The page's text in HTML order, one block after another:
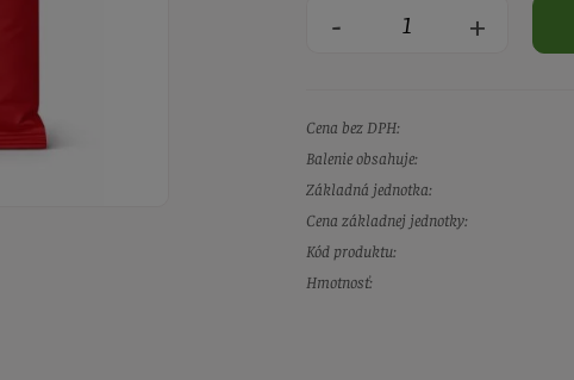
- +
Cena bez DPH:
Balenie obsahuje:
Základná jednotka:
Cena základnej jednotky:
Kód produktu:
Hmotnosť: